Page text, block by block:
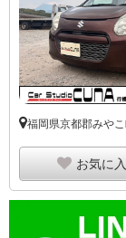
福岡県京都郡みや
お気に